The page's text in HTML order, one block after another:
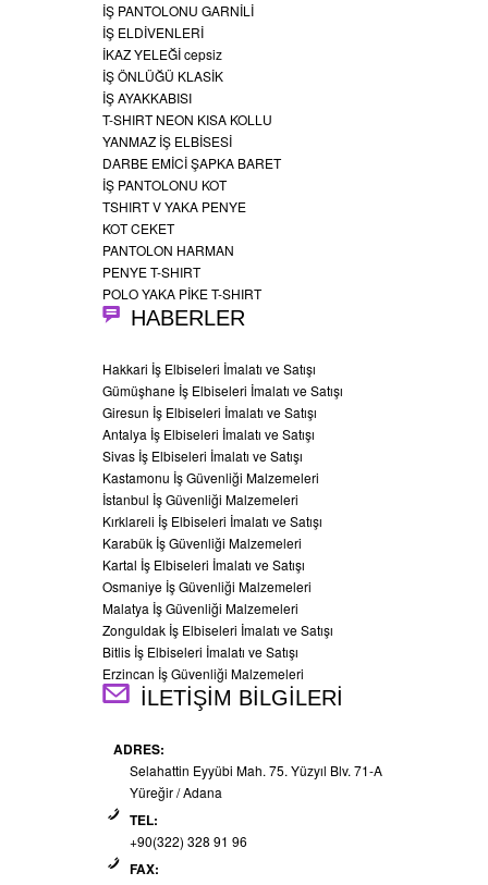
İŞ PANTOLONU GARNİLİ
İŞ ELDİVENLERİ
İKAZ YELEĞİ cepsiz
İŞ ÖNLÜĞÜ KLASİK
İŞ AYAKKABISI
T-SHIRT NEON KISA KOLLU
YANMAZ İŞ ELBİSESİ
DARBE EMİCİ ŞAPKA BARET
İŞ PANTOLONU KOT
TSHIRT V YAKA PENYE
KOT CEKET
PANTOLON HARMAN
PENYE T-SHIRT
POLO YAKA PİKE T-SHIRT
HABERLER
Hakkari İş Elbiseleri İmalatı ve Satışı
Gümüşhane İş Elbiseleri İmalatı ve Satışı
Giresun İş Elbiseleri İmalatı ve Satışı
Antalya İş Elbiseleri İmalatı ve Satışı
Sivas İş Elbiseleri İmalatı ve Satışı
Kastamonu İş Güvenliği Malzemeleri
İstanbul İş Güvenliği Malzemeleri
Kırklareli İş Elbiseleri İmalatı ve Satışı
Karabük İş Güvenliği Malzemeleri
Kartal İş Elbiseleri İmalatı ve Satışı
Osmaniye İş Güvenliği Malzemeleri
Malatya İş Güvenliği Malzemeleri
Zonguldak İş Elbiseleri İmalatı ve Satışı
Bitlis İş Elbiseleri İmalatı ve Satışı
Erzincan İş Güvenliği Malzemeleri
İLETİŞİM BİLGİLERİ
ADRES:
Selahattin Eyyübi Mah. 75. Yüzyıl Blv. 71-A
Yüreğir / Adana
TEL:
+90(322) 328 91 96
FAX: